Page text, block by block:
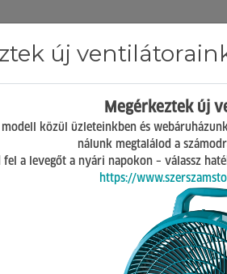
Hírek ÁSZF GY.I.K. Kapcsolat
új
Megérkeztek új
modell közül üzleteinkben és
nálunk megtalálod a
fel a levegőt a nyári napokon – válassz
https://